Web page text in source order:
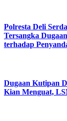
Polresta Deli
Tersangka
terhadap
Dugaan Kutipan
Kian Menguat,